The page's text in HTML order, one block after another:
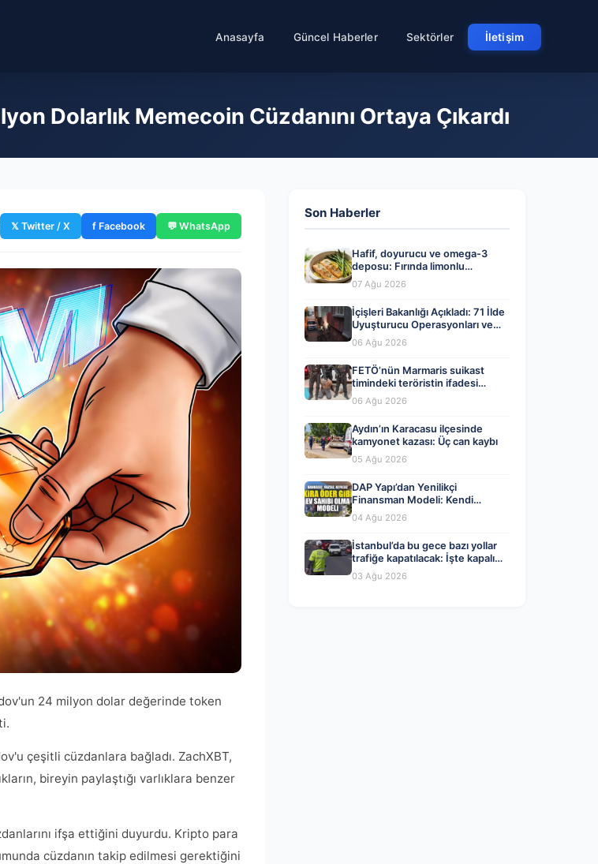
Anasayfa Güncel Haberler Sektörler İletişim
Dolarlık Memecoin Cüzdanını Ortaya Çıkardı
𝕏 Twitter / X f Facebook 💬 WhatsApp
24 milyon dolar değerinde token
çeşitli cüzdanlara bağladı. ZachXBT,
bireyin paylaştığı varlıklara benzer
ifşa ettiğini duyurdu. Kripto para
cüzdanın takip edilmesi gerektiğini
Son Haberler
Hafif, doyurucu ve omega-3
deposu: Fırında limonlu
kuşkonmazlı somon tarifi…
07 Ağu 2026
İçişleri Bakanlığı Açıkladı: 71 İlde
Uyuşturucu Operasyonları ve
Tutuklamalar
06 Ağu 2026
FETÖ’nün Marmaris suikast
timindeki teröristin ifadesi
ortaya çıktı. Gizli toplantıyı
anlattı
06 Ağu 2026
Aydın’ın Karacasu ilçesinde
kamyonet kazası: Üç can kaybı
05 Ağu 2026
DAP Yapı’dan Yenilikçi
Finansman Modeli: Kendi
Kendini Ödeyen Evler Ataşehir
173’te Başladı
04 Ağu 2026
İstanbul’da bu gece bazı yollar
trafiğe kapatılacak: İşte kapalı
yollar ve alternatif güzergahlar
03 Ağu 2026